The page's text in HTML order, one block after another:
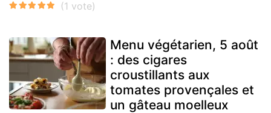
Menu végétarien, 5 août
: des cigares
croustillants aux
tomates provençales et
un gâteau moelleux